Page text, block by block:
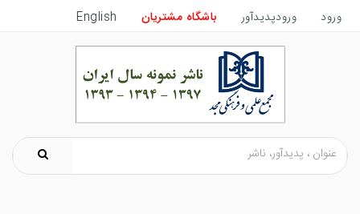
ورود ورودپدیدآور باشگاه مشتریان English